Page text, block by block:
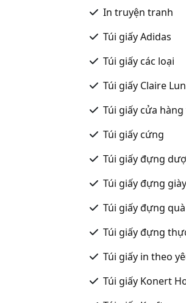
In truyện tranh
Túi giấy Adidas
Túi giấy các loại
Túi giấy Claire
Túi giấy cửa
Túi giấy cứng
Túi giấy đựng
Túi giấy đựng
Túi giấy đựng quà
Túi giấy đựng
Túi giấy in theo
Túi giấy Konert